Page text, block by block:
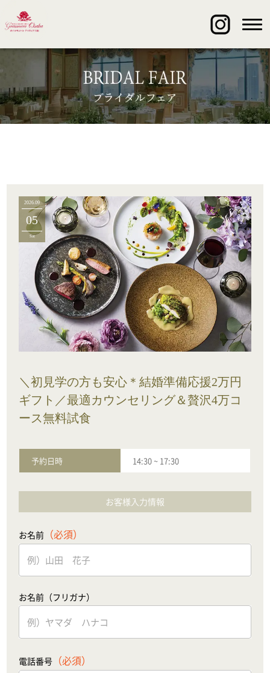
2026.09
05
Sat
＼初見学の方も安心＊結婚準備応援2万円
ギフト／最適カウンセリング＆贅沢4万コ
ース無料試食
予約日時 14:30~ 17:30
お客様入力情報
お名前 （必須）
お名前（フリガナ）
電話番号 （必須）